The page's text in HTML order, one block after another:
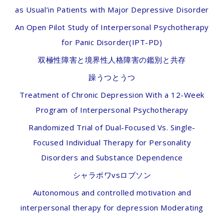
as Usual’in Patients with Major Depressive Disorder
An Open Pilot Study of Interpersonal Psychotherapy
for Panic Disorder(IPT-PD)
双極性障害と境界性人格障害の鑑別と共存
躁うつとうつ
Treatment of Chronic Depression With a 12-Week
Program of Interpersonal Psychotherapy
Randomized Trial of Dual-Focused Vs. Single-
Focused Individual Therapy for Personality
Disorders and Substance Dependence
シャラポワvsロブソン
Autonomous and controlled motivation and
interpersonal therapy for depression Moderating